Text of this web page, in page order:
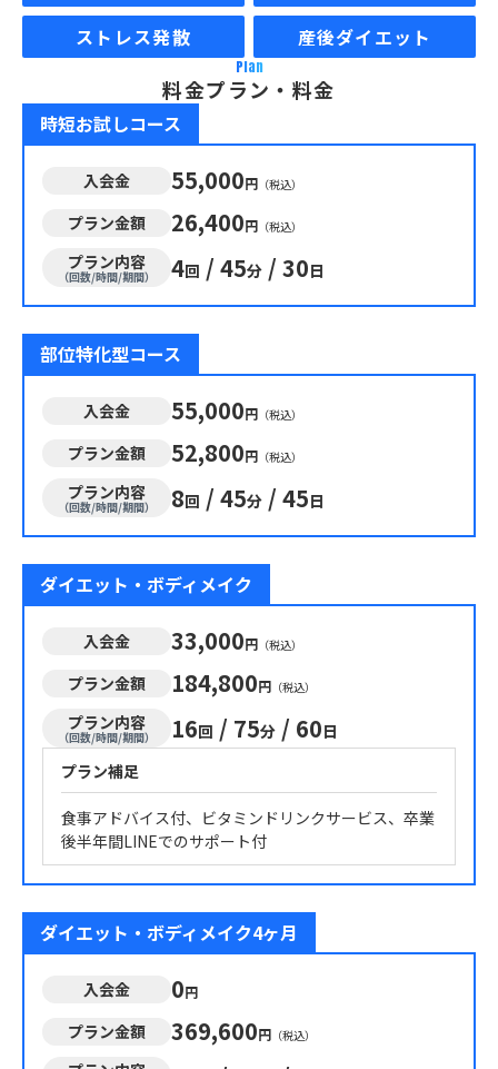
ストレス発散
産後ダイエット
Plan
料金プラン・料金
時短お試しコース
入会金 55,000円 （税込）
プラン金額 26,400円 （税込）
プラン内容
（回数/時間/期間） 4回 / 45分 / 30日
部位特化型コース
入会金 55,000円 （税込）
プラン金額 52,800円 （税込）
プラン内容
（回数/時間/期間） 8回 / 45分 / 45日
ダイエット・ボディメイク
入会金 33,000円 （税込）
プラン金額 184,800円 （税込）
プラン内容
（回数/時間/期間） 16回 / 75分 / 60日
プラン補足
食事アドバイス付、ビタミンドリンクサービス、卒業
後半年間LINEでのサポート付
ダイエット・ボディメイク4ヶ月
入会金 0円
プラン金額 369,600円 （税込）